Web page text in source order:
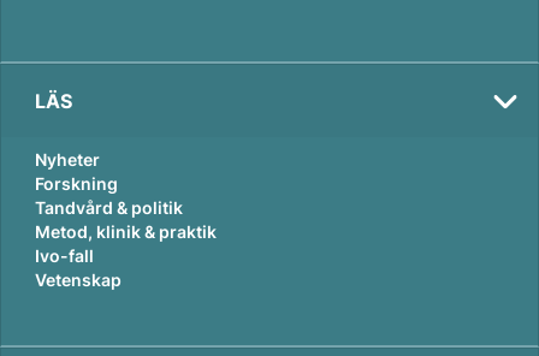
LÄS
Nyheter
Forskning
Tandvård & politik
Metod, klinik & praktik
Ivo-fall
Vetenskap